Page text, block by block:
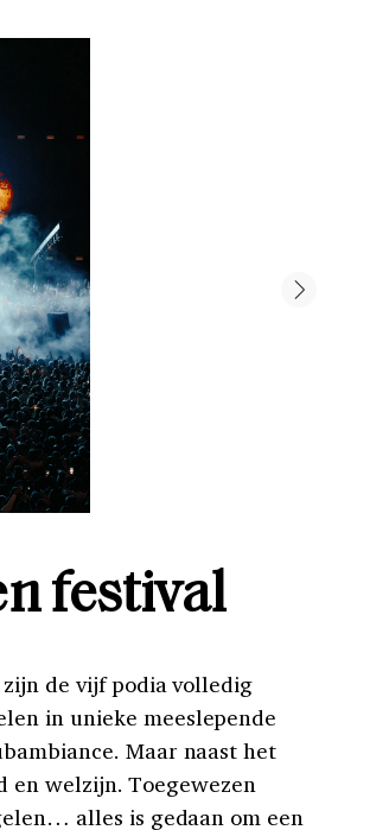
festival
de vijf podia volledig
in unieke meeslepende
Maar naast het
en welzijn. Toegewezen
alles is gedaan om een